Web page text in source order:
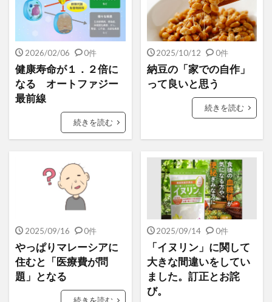
2026/02/06 0件
健康寿命が１．２倍に
なる オートファジー
最前線
続きを読む
2025/10/12 0件
納豆の「家での自作」
って良いと思う
続きを読む
2025/09/16 0件
やっぱりマレーシアに
住むと「医療費が問
題」となる
続きを読む
2025/09/14 0件
「イヌリン」に関して
大きな間違いをしてい
ました。訂正とお詫
び。